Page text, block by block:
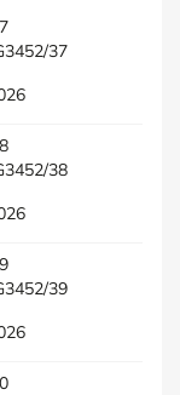
37
38
39